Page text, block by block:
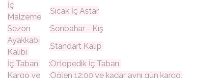
İç
Malzeme
:Sıcak İç Astar
Sezon
:Sonbahar - Kış
Ayakkabı
Kalıbı
:Standart Kalıp
İç Taban
:Ortopedik İç Taban
Kargo ve
:Öğlen 12:00'ye kadar aynı gün kargo,